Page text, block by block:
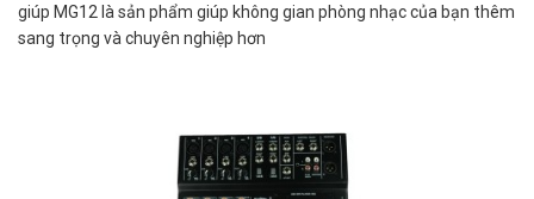
giúp MG12 là sản phẩm giúp không gian phòng nhạc của bạn thêm
sang trọng và chuyên nghiệp hơn